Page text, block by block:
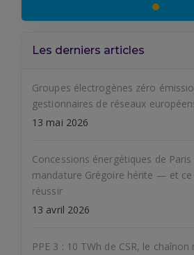
Les derniers articles
Groupes électrogènes zéro
gestionnaires de réseaux
13 mai 2026
Concessions énergétiques de Paris
mandature Grégoire hérite — et ce
réussir
13 avril 2026
PPE 3 : 10 TWh de CSR, le